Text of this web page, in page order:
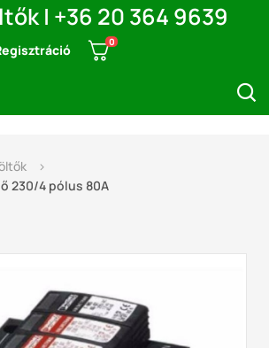
| +36 20 364 9639
0
230/4 pólus 80A